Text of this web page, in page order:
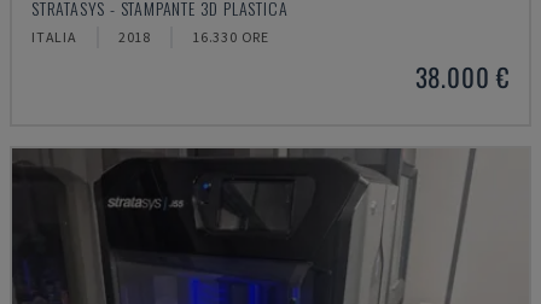
STRATASYS - STAMPANTE 3D PLASTICA
ITALIA 2018 16.330 ORE
38.000 €